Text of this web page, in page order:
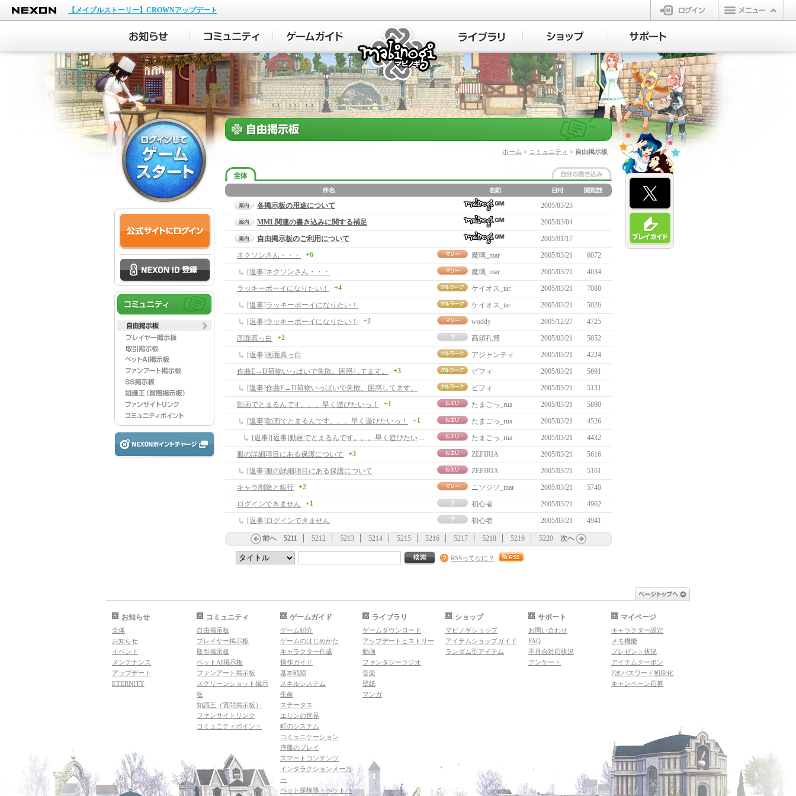
NEXON
【メイプルストーリー】CROWNアップデート
ログイン
マビノギ
ホーム > コミュニティ > 自由掲示板
各掲示板の用途について
2005/03/23
MML関連の書き込みに関する補足
2005/03/04
自由掲示板のご利用について
2005/01/17
ネクソンさん・・・
+6 魔璃_mar 2005/03/21
6072
[返事]ネクソンさん・・・
魔璃_mar 2005/03/21
4634
ラッキーボーイになりたい！
+4 ケイオス_tar 2005/03/21
7080
[返事]ラッキーボーイになりたい！
ケイオス_tar 2005/03/21
5026
[返事]ラッキーボーイになりたい！
+2 woddy 2005/12/27
4725
画面真っ白
+2 高須孔博 2005/03/21
5052
[返事]画面真っ白
アジャンティ 2005/03/21
4224
作曲E→D荷物いっぱいで失敗。困惑してます。
+3 ビフィ 2005/03/21
5691
[返事]作曲E→D荷物いっぱいで失敗。困惑してます。
ビフィ 2005/03/21
5131
動画でとまるんです。。。早く遊びたいっ！
+1 たまごっ_rua 2005/03/21
5890
[返事]動画でとまるんです。。。早く遊びたいっ！
+1 たまごっ_rua 2005/03/21
4526
[返事][返事]動画でとまるんです。。。早く遊びたいっ！
たまごっ_rua 2005/03/21
4432
服の詳細項目にある保護について
+3 ZEFIRIA 2005/03/21
5616
[返事]服の詳細項目にある保護について
ZEFIRIA 2005/03/21
5161
キャラ削除と銀行 +2 ニソジソ_mar 2005/03/21
5740
ログインできません
+1 初心者 2005/03/21
4962
[返事]ログインできません
初心者 2005/03/21 4941
前へ 5211 5212 5213 5214 5215 5216 5217 5218 5219 5220 次へ
RSSってなに？
お知らせ
全体
お知らせ
イベント
メンテナンス
アップデート
ETERNITY
コミュニティ
自由掲示板
プレイヤー掲示板
取引掲示板
ペットAI掲示板
ファンアート掲示板
スクリーンショット掲示
板
知識王（質問掲示板）
ファンサイトリンク
コミュニティポイント
ゲームガイド
ゲーム紹介
ゲームのはじめかた
キャラクター作成
操作ガイド
基本戦闘
スキルシステム
生産
ステータス
エリンの世界
町のシステム
コミュニケーション
序盤のプレイ
スマートコンテンツ
インタラクションメーカ
ー
ペット探検隊・ペットハ
ライブラリ
ゲームダウンロード
アップデートヒストリー
動画
ファンタジーラジオ
音楽
壁紙
マンガ
ショップ
マビノギショップ
アイテムショップガイド
ランダム型アイテム
サポート
お問い合わせ
FAQ
不具合対応状況
アンケート
マイページ
キャラクター設定
メモ機能
プレゼント状況
アイテムクーポン
2次パスワード初期化
キャンペーン応募